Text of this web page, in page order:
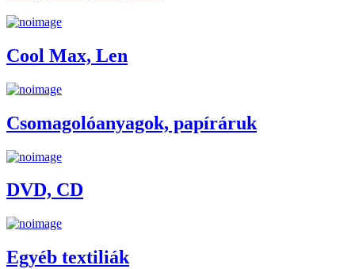
Cool Max, Len
Csomagolóanyagok, papíráruk
DVD, CD
Egyéb textiliák